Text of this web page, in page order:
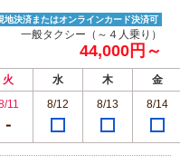
地決済またはオンラインカード決済可
一般タクシー（～４人乗り）
44,000円～
火 水 木
金
11 8/12 8/13 8/14